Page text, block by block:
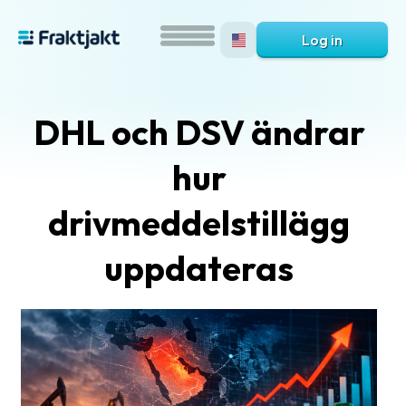
Fraktjakt?
Help?
FAQ
Log in
DHL och DSV ändrar
hur
drivmeddelstillägg
uppdateras